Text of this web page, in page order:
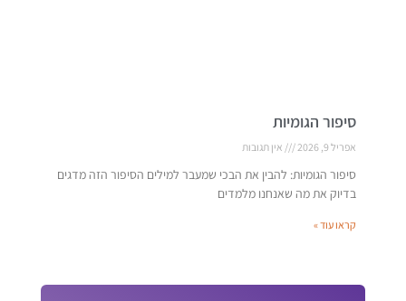
סיפור הגומיות
אפריל 9, 2026 אין תגובות
סיפור הגומיות: להבין את הבכי שמעבר למילים הסיפור הזה מדגים
בדיוק את מה שאנחנו מלמדים
קראו עוד »